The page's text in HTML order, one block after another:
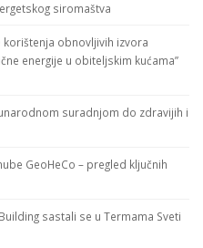
siromaštva
korištenja obnovljivih izvora
energije u obiteljskim kućama”
suradnjom do zdravijih i
GeoHeCo – pregled ključnih
sastali se u Termama Sveti